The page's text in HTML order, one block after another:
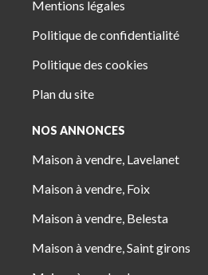
Mentions légales
Politique de confidentialité
Politique des cookies
Plan du site
NOS ANNONCES
Maison à vendre, Lavelanet
Maison à vendre, Foix
Maison à vendre, Belesta
Maison à vendre, Saint girons